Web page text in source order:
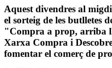
Aquest divendres al
el sorteig de les butlletes
"Compra a prop, arriba
Xarxa Compra i
fomentar el comerç de